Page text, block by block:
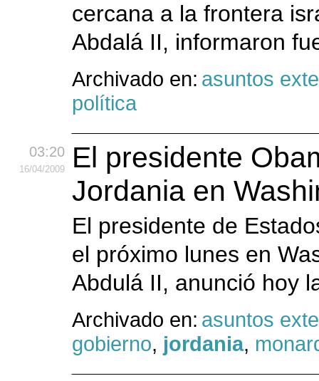
cercana a la frontera
Abdalá II, informaron
Archivado en: asuntos
política
03:20
16/04/2009
El presidente
Jordania en
El presidente de
el próximo lunes en
Abdulá II, anunció hoy
Archivado en: asuntos
gobierno, jordania,